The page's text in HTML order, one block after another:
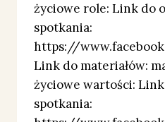
życiowe role: Link do
spotkania:
https://
Link do materiałów:
życiowe wartości:
spotkania: